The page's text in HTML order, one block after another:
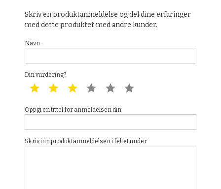
Skriv en produktanmeldelse og del dine erfaringer
med dette produktet med andre kunder.
Navn
Din vurdering?
1 star 2 star 3 star 4 star 5 star
Oppgi en tittel for anmeldelsen din
Skriv inn produktanmeldelsen i feltet under